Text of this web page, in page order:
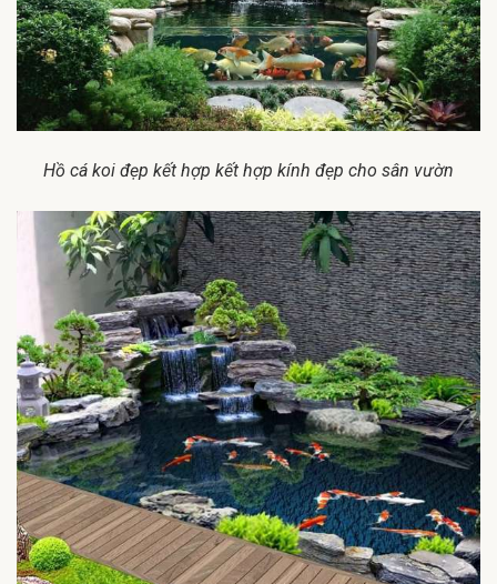
Hồ cá koi đẹp kết hợp kết hợp kính đẹp cho sân vườn